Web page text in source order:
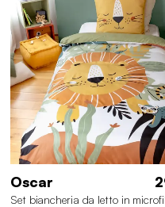
Oscar
Set biancheria da letto in